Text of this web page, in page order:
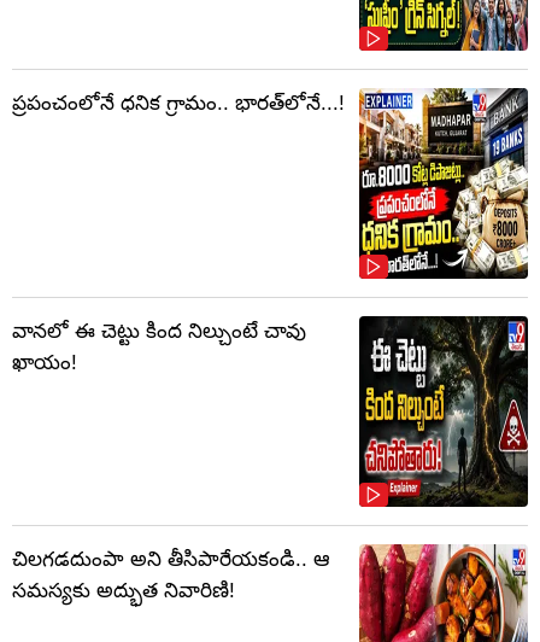
ప్రపంచంలోనే ధనిక గ్రామం.. భారత్‌లోనే...!
వానలో ఈ చెట్టు కింద నిల్చుంటే చావు
ఖాయం!
చిలగడదుంపా అని తీసిపారేయకండి.. ఆ
సమస్యకు అద్భుత నివారిణి!